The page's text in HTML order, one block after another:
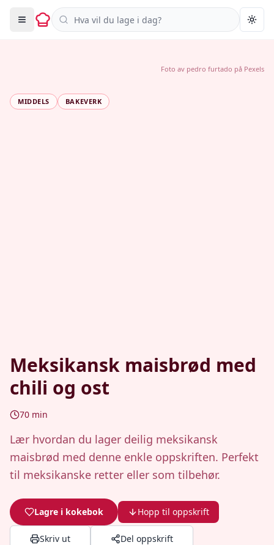
Søk i oppskrifter
MIDDELS BAKEVERK
Meksikansk maisbrød med
chili og ost
70 min
Lær hvordan du lager deilig meksikansk
maisbrød med denne enkle oppskriften. Perfekt
til meksikanske retter eller som tilbehør.
Lagre i kokebok Hopp til oppskrift
Skriv ut Del oppskrift
Foto av pedro furtado på Pexels